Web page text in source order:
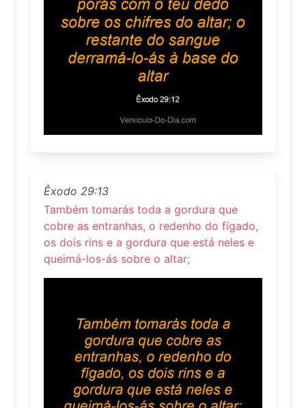
Êxodo 29:13
Também tomarás toda a gordura que
cobre as entranhas, o redenho do fígado,
os dois rins e a gordura que está neles e
queimá-los-ás sobre o altar;